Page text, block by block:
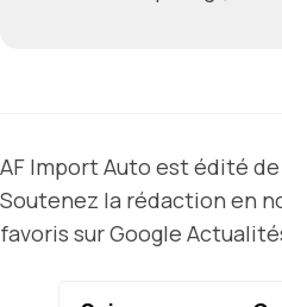
AF Import Auto est édité
Soutenez la rédaction en
favoris sur Google